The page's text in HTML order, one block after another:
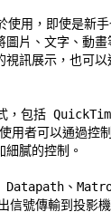
用，即使是新
片、文字、動
視訊展示，也可
包括
用者可以通過控
細膩的控制。
Datapath、
號傳輸到投影